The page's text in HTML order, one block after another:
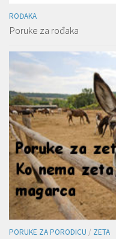
ROĐAKA
Poruke za rođaka
PORUKE ZA PORODICU / ZETA